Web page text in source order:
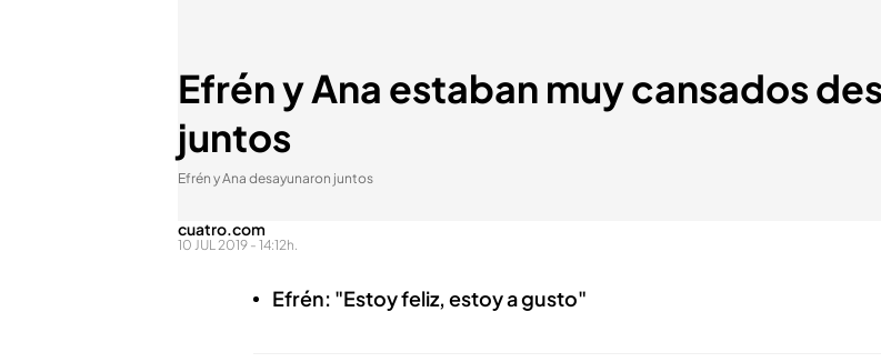
Efrén y Ana estaban muy cansados
juntos
Efrén y Ana desayunaron juntos
cuatro.com
10 JUL 2019 - 14:12h.
Efrén: "Estoy feliz, estoy a gusto"